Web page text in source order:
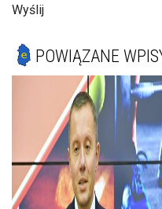
Wyślij
POWIĄZANE